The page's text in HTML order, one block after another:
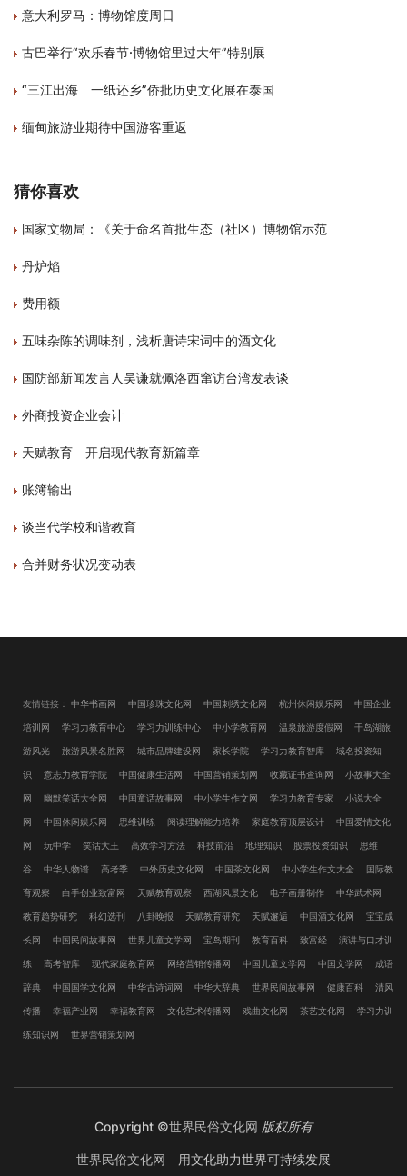
意大利罗马：博物馆度周日
古巴举行“欢乐春节·博物馆里过大年”特别展
“三江出海 一纸还乡”侨批历史文化展在泰国
缅甸旅游业期待中国游客重返
猜你喜欢
国家文物局：《关于命名首批生态（社区）博物馆示范
丹炉焰
费用额
五味杂陈的调味剂，浅析唐诗宋词中的酒文化
国防部新闻发言人吴谦就佩洛西窜访台湾发表谈
外商投资企业会计
天赋教育 开启现代教育新篇章
账簿输出
谈当代学校和谐教育
合并财务状况变动表
友情链接： 中华书画网 中国珍珠文化网 中国刺绣文化网 杭州休闲娱乐网 中国企业
培训网 学习力教育中心 学习力训练中心 中小学教育网 温泉旅游度假网 千岛湖旅
游风光 旅游风景名胜网 城市品牌建设网 家长学院 学习力教育智库 域名投资知
识 意志力教育学院 中国健康生活网 中国营销策划网 收藏证书查询网 小故事大全
网 幽默笑话大全网 中国童话故事网 中小学生作文网 学习力教育专家 小说大全
网 中国休闲娱乐网 思维训练 阅读理解能力培养 家庭教育顶层设计 中国爱情文化
网 玩中学 笑话大王 高效学习方法 科技前沿 地理知识 股票投资知识 思维
谷 中华人物谱 高考季 中外历史文化网 中国茶文化网 中小学生作文大全 国际教
育观察 白手创业致富网 天赋教育观察 西湖风景文化 电子画册制作 中华武术网
教育趋势研究 科幻选刊 八卦晚报 天赋教育研究 天赋邂逅 中国酒文化网 宝宝成
长网 中国民间故事网 世界儿童文学网 宝岛期刊 教育百科 致富经 演讲与口才训
练 高考智库 现代家庭教育网 网络营销传播网 中国儿童文学网 中国文学网 成语
辞典 中国国学文化网 中华古诗词网 中华大辞典 世界民间故事网 健康百科 清风
传播 幸福产业网 幸福教育网 文化艺术传播网 戏曲文化网 茶艺文化网 学习力训
练知识网 世界营销策划网
Copyright ©世界民俗文化网 版权所有
世界民俗文化网 用文化助力世界可持续发展